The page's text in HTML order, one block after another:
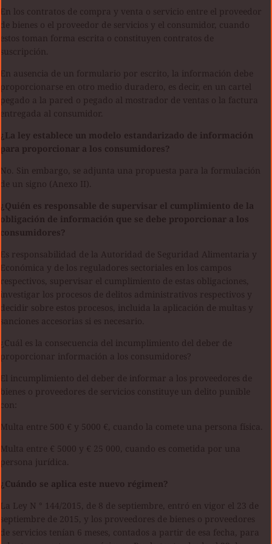
En los contratos de compra y venta o servicio entre el proveedor
de bienes o el proveedor de servicios y el consumidor, cuando
estos toman forma escrita o constituyen contratos de
suscripción.
En ausencia de un formulario por escrito, la información debe
proporcionarse en otro medio duradero, es decir, en un cartel
pegado a la pared o pegado al mostrador de ventas o la factura
entregada al consumidor.
¿La ley establece un modelo estandarizado de información
para proporcionar a los consumidores?
No. Sin embargo, se adjunta una propuesta para la formulación
de un signo (Anexo II).
¿Quién es responsable de supervisar el cumplimiento de la
obligación de información que se debe proporcionar a los
consumidores?
Es responsabilidad de la Autoridad de Seguridad Alimentaria y
Económica y de los reguladores sectoriales en los campos
respectivos, supervisar el cumplimiento de estas obligaciones,
investigar los procesos de delitos administrativos respectivos y
decidir sobre estos procesos, incluida la aplicación de multas y
sanciones accesorias si es necesario.
¿Cuál es la consecuencia del incumplimiento del deber de
proporcionar información a los consumidores?
El incumplimiento del deber de informar a los proveedores de
bienes o proveedores de servicios constituye un delito punible
con:
Multa entre 500 € y 5000 €, cuando la comete una persona física.
Multa entre € 5000 y € 25 000, cuando es cometida por una
persona jurídica.
¿Cuándo se aplica este nuevo régimen?
La Ley N ° 144/2015, de 8 de septiembre, entró en vigor el 23 de
septiembre de 2015, y los proveedores de bienes o proveedores
de servicios tenían 6 meses, contados a partir de esa fecha, para